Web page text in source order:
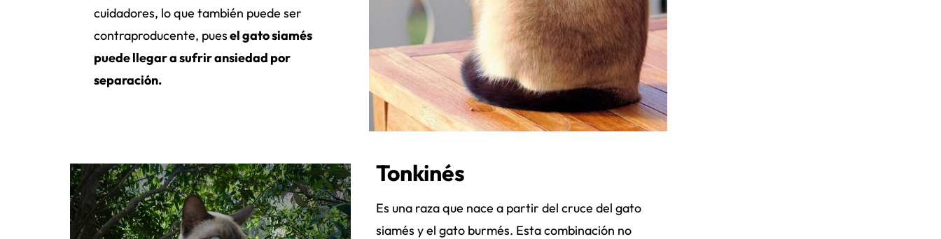
cuidadores, lo que también puede ser
contraproducente, puesel gato siamés
puede llegar a sufrir ansiedad por
separación.
Tonkinés
Es una raza que nace a partir del cruce del gato
siamés y el gato burmés. Esta combinación no